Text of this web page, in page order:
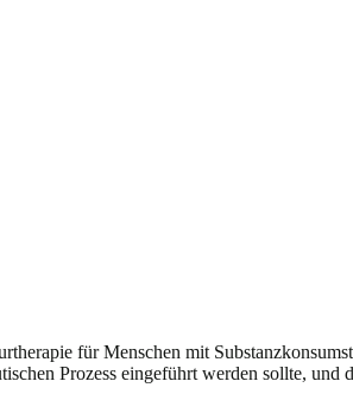
für Menschen mit
Prozess eingeführt werden sollte,